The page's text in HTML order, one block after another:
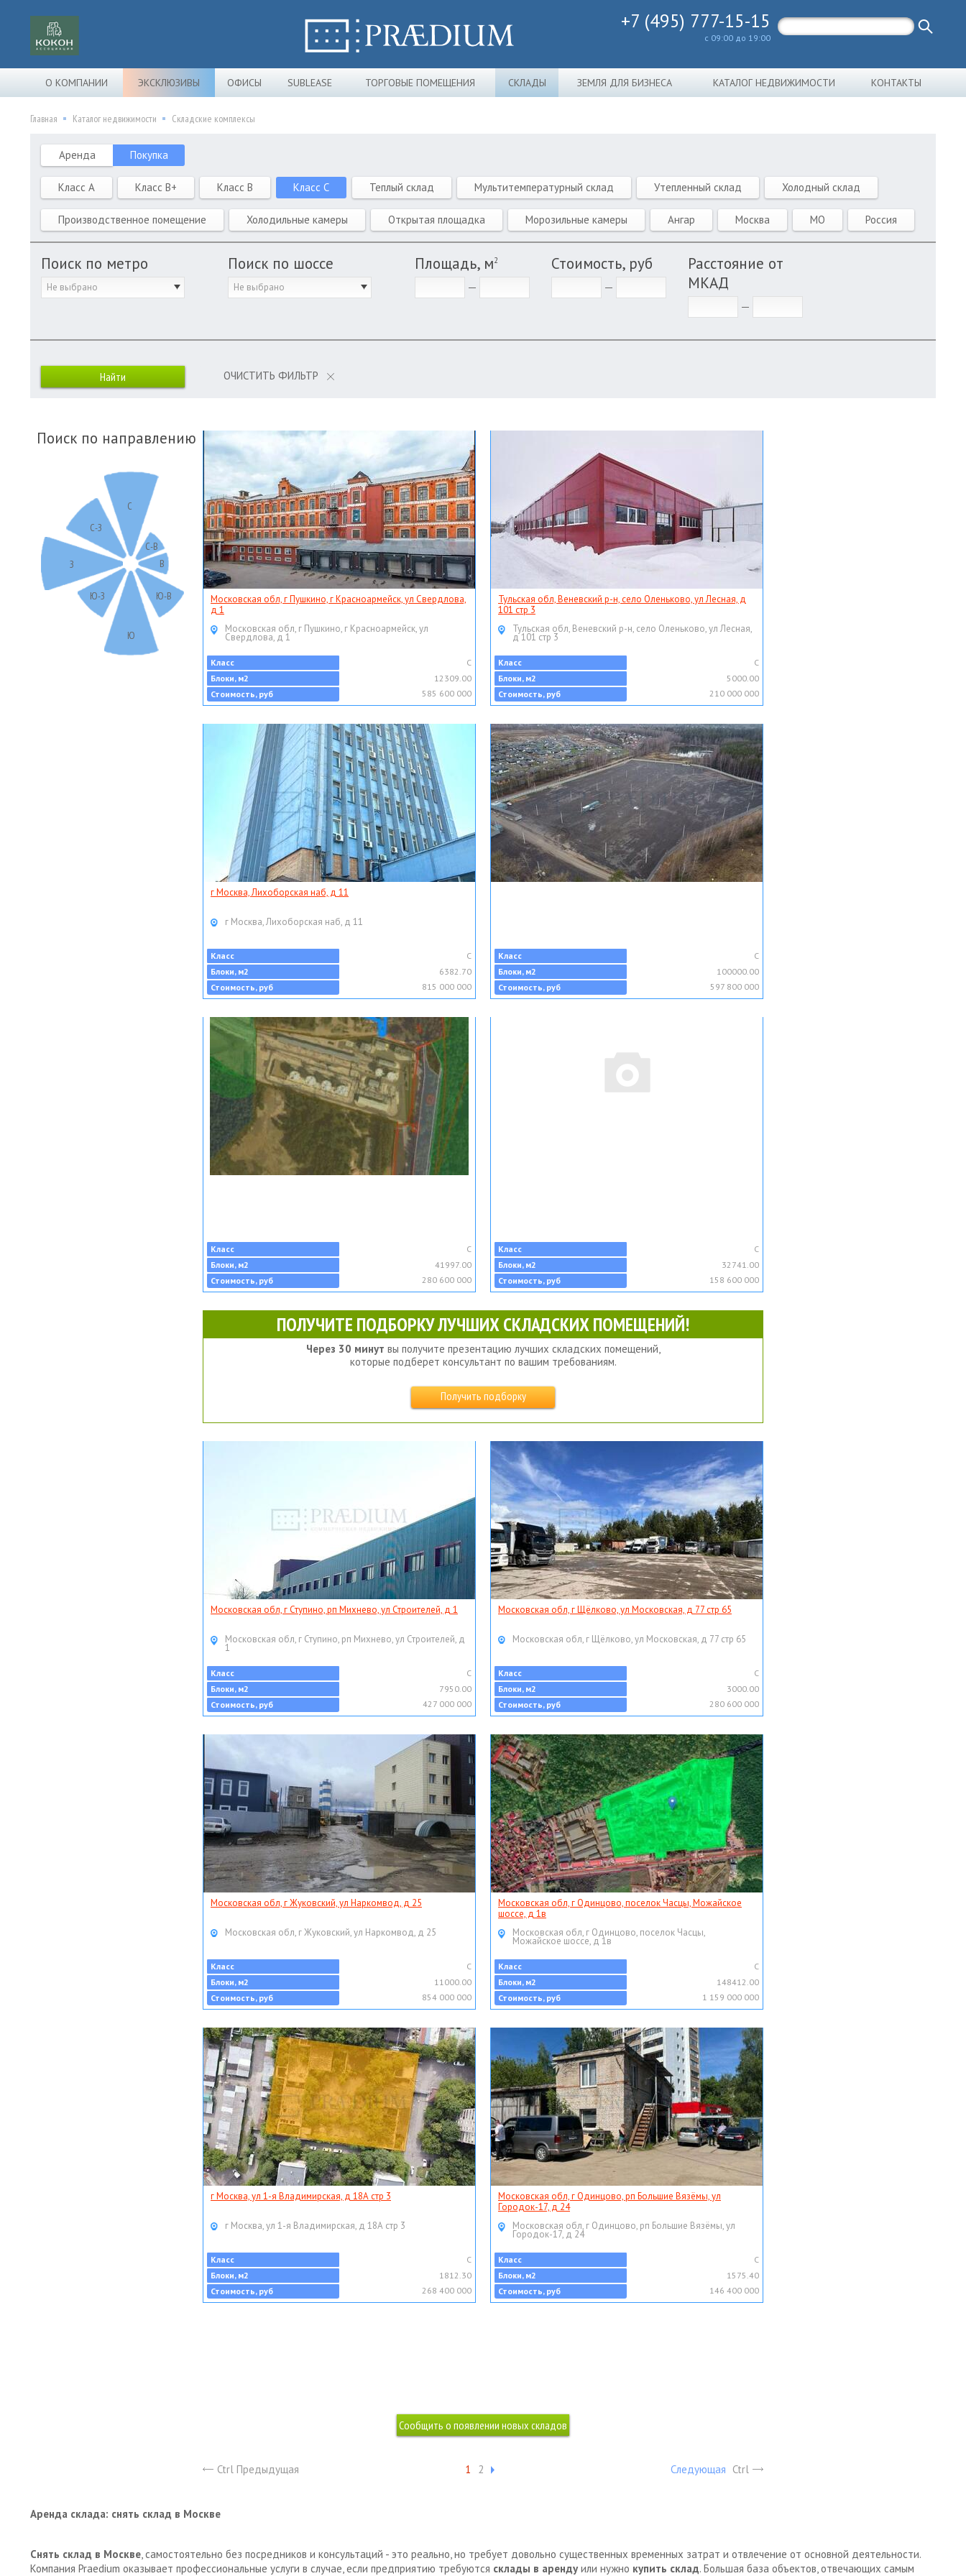
+7 (495) 777-15-15
с 09:00 до 19:00
О КОМПАНИИ ЭКСКЛЮЗИВЫ ОФИСЫ SUBLEASE ТОРГОВЫЕ ПОМЕЩЕНИЯ СКЛАДЫ ЗЕМЛЯ ДЛЯ БИЗНЕСА КАТАЛОГ НЕДВИЖИМОСТИ КОНТАКТЫ
Главная Каталог недвижимости Складские комплексы
Аренда Покупка
Класс A Класс B+ Класс B Класс C Теплый склад Мультитемпературный склад Утепленный склад Холодный склад
Производственное помещение Холодильные камеры Открытая площадка Морозильные камеры Ангар Москва МО Россия
Поиск по метро
Не выбрано
Поиск по шоссе
Не выбрано
Площадь, м2 Стоимость, руб
Расстояние от
МКАД
ОЧИСТИТЬ ФИЛЬТР
Поиск по направлению
С
С-В
В
Ю-В
Ю
Ю-З
З
С-З
Московская обл, г Пушкино, г Красноармейск, ул Свердлова,
д 1
Московская обл, г Пушкино, г Красноармейск, ул
Свердлова, д 1
Класс
C
Блоки, м2
12309.00
Стоимость, руб
585 600 000
Тульская обл, Веневский р-н, село Оленьково, ул Лесная, д
101 стр 3
Тульская обл, Веневский р-н, село Оленьково, ул Лесная,
д 101 стр 3
Класс
C
Блоки, м2
5000.00
Стоимость, руб
210 000 000
г Москва, Лихоборская наб, д 11
г Москва, Лихоборская наб, д 11
Класс
C
Блоки, м2
6382.70
Стоимость, руб
815 000 000
Класс
C
Блоки, м2
100000.00
Стоимость, руб
597 800 000
Класс
C
Блоки, м2
41997.00
Стоимость, руб
280 600 000
Класс
C
Блоки, м2
32741.00
Стоимость, руб
158 600 000
ПОЛУЧИТЕ ПОДБОРКУ ЛУЧШИХ СКЛАДСКИХ ПОМЕЩЕНИЙ!
Через 30 минут вы получите презентацию лучших складских помещений,
которые подберет консультант по вашим требованиям.
Получить подборку
Московская обл, г Ступино, рп Михнево, ул Строителей, д 1
Московская обл, г Ступино, рп Михнево, ул Строителей, д
1
Класс
C
Блоки, м2
7950.00
Стоимость, руб
427 000 000
Московская обл, г Щёлково, ул Московская, д 77 стр 65
Московская обл, г Щёлково, ул Московская, д 77 стр 65
Класс
C
Блоки, м2
3000.00
Стоимость, руб
280 600 000
Московская обл, г Жуковский, ул Наркомвод, д 25
Московская обл, г Жуковский, ул Наркомвод, д 25
Класс
C
Блоки, м2
11000.00
Стоимость, руб
854 000 000
Московская обл, г Одинцово, поселок Часцы, Можайское
шоссе, д 1в
Московская обл, г Одинцово, поселок Часцы,
Можайское шоссе, д 1в
Класс
C
Блоки, м2
148412.00
Стоимость, руб
1 159 000 000
г Москва, ул 1-я Владимирская, д 18А стр 3
г Москва, ул 1-я Владимирская, д 18А стр 3
Класс
C
Блоки, м2
1812.30
Стоимость, руб
268 400 000
Московская обл, г Одинцово, рп Большие Вязёмы, ул
Городок-17, д 24
Московская обл, г Одинцово, рп Большие Вязёмы, ул
Городок-17, д 24
Класс
C
Блоки, м2
1575.40
Стоимость, руб
146 400 000
Ctrl Предыдущая 1 2 Следующая Ctrl
Аренда склада: снять склад в Москве
Снять склад в Москве, самостоятельно без посредников и консультаций - это реально, но требует довольно существенных временных затрат и отвлечение от основной деятельности.
Компания Praedium оказывает профессиональные услуги в случае, если предприятию требуются склады в аренду или нужно купить склад. Большая база объектов, отвечающих самым